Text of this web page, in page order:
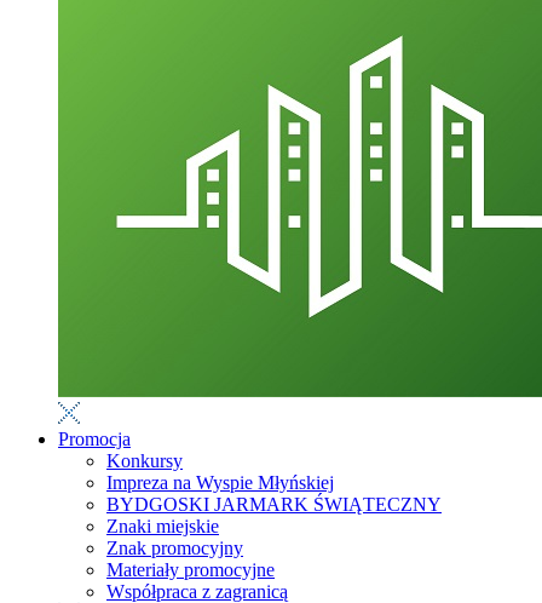
Promocja
Konkursy
Impreza na Wyspie Młyńskiej
BYDGOSKI JARMARK ŚWIĄTECZNY
Znaki miejskie
Znak promocyjny
Materiały promocyjne
Współpraca z zagranicą